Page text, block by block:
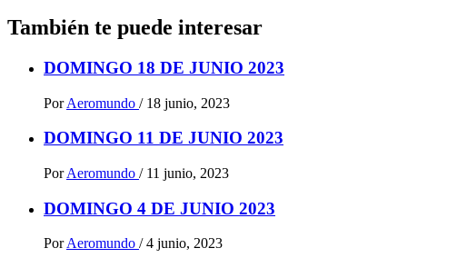
También te puede interesar
DOMINGO 18 DE JUNIO 2023
Por Aeromundo / 18 junio, 2023
DOMINGO 11 DE JUNIO 2023
Por Aeromundo / 11 junio, 2023
DOMINGO 4 DE JUNIO 2023
PorAeromundo / 4 junio, 2023